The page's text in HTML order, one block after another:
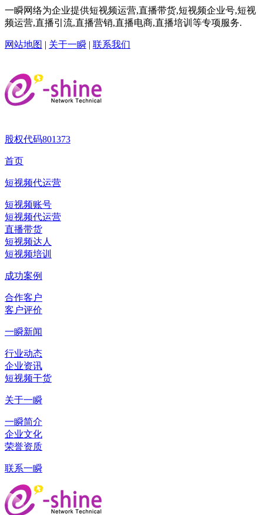
一瞬网络为企业提供短视频运营,直播带货,短视频企业号,短视
频运营,直播引流,直播营销,直播电商,直播培训等专项服务.
网站地图 | 关于一瞬 | 联系我们
股权代码801373
首页
短视频代运营
短视频账号
短视频代运营
直播带货
短视频达人
短视频培训
成功案例
合作客户
客户评价
一瞬新闻
行业动态
企业资讯
短视频干货
关于一瞬
一瞬简介
企业文化
荣誉资质
联系一瞬